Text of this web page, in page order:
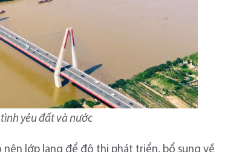
yêu đất và nước
lớp lang để đô thị phát triển, bổ sung về